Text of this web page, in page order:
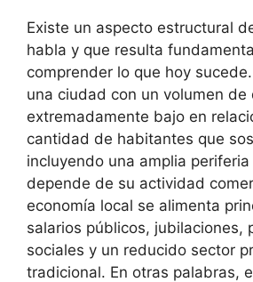
Existe un aspecto estructural
habla y que resulta
comprender lo que hoy
una ciudad con un volumen de
extremadamente bajo en
cantidad de habitantes que
incluyendo una amplia
depende de su actividad
economía local se alimenta
salarios públicos, jubilaciones,
sociales y un reducido sector
tradicional. En otras palabras,